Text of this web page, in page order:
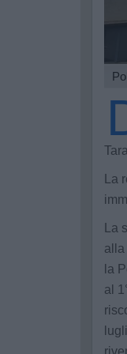
La
La
alla
la
al